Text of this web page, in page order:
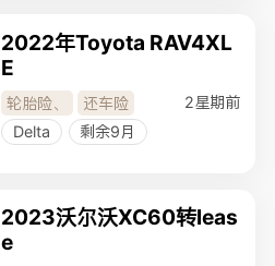
2022年Toyota RAV4XL
E
轮胎险、 还车险
2星期前
Delta
剩余9月
2023沃尔沃XC60转leas
e